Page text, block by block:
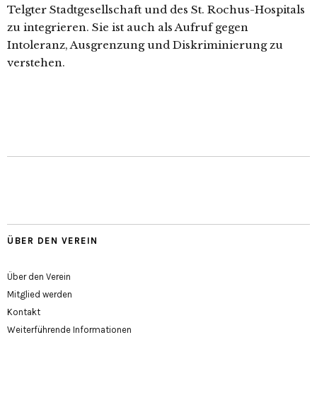
Telgter Stadtgesellschaft und des St. Rochus-Hospitals
zu inte­grie­ren. Sie ist auch als Aufruf gegen
Intoleranz, Ausgrenzung und Diskriminierung zu
verstehen.
ÜBER DEN VEREIN
Über den Verein
Mitglied werden
Kontakt
Weiterführende Informationen